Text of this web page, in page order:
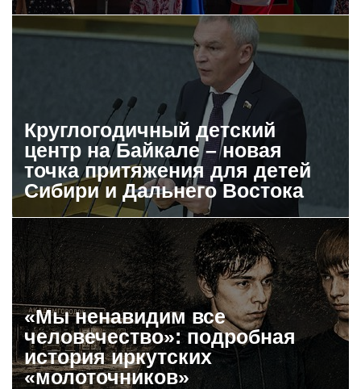
Круглогодичный детский
центр на Байкале – новая
точка притяжения для детей
Сибири и Дальнего Востока
«Мы ненавидим все
человечество»: подробная
история иркутских
«молоточников»